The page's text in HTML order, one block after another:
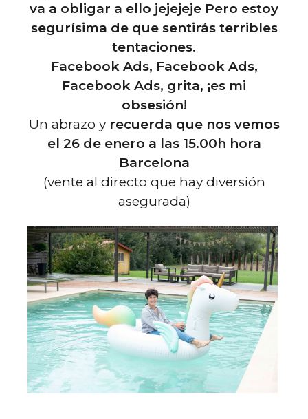
va a obligar a ello jejejeje Pero estoy
segurísima de que sentirás terribles
tentaciones.
Facebook Ads, Facebook Ads,
Facebook Ads, grita, ¡es mi
obsesión!
Un abrazo y recuerda que nos vemos
el 26 de enero a las 15.00h hora
Barcelona
(vente al directo que hay diversión
asegurada)